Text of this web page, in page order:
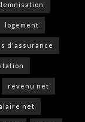
logement
d'assurance
revenu net
net